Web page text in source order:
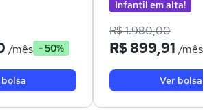
/mês - 50%
Infantil em alta!
R$ 1.980,00
R$ 899,91 /mês
Ver bolsa